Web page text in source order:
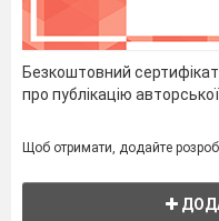
Б «…вся Україна
B «Станьмо ось тут
спокій їх берегти»
Г «Треба в житті
сонце, дощі
2. риторичні
3. епітет
4. порівняння.
Безкоштовний сертифікат
про публікацію
Щоб отримати, додайте